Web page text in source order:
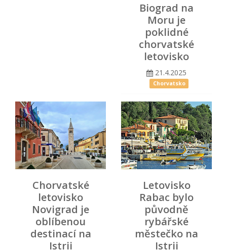
Biograd na
Moru je
poklidné
chorvatské
letovisko
21.4.2025
Chorvatsko
Chorvatské
letovisko
Novigrad je
oblíbenou
destinací na
Istrii
Letovisko
Rabac bylo
původně
rybářské
městečko na
Istrii